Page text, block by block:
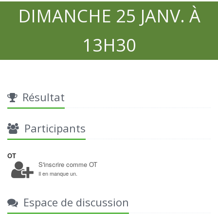
DIMANCHE 25 JANV. À
13H30
Résultat
Participants
OT
S'inscrire comme OT
Il en manque un.
Espace de discussion